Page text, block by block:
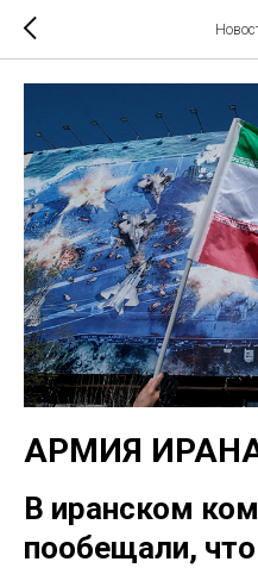
АРМИЯ
В иранском
пообещали,